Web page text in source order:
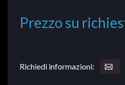
Prezzo su
Richiedi informazioni: